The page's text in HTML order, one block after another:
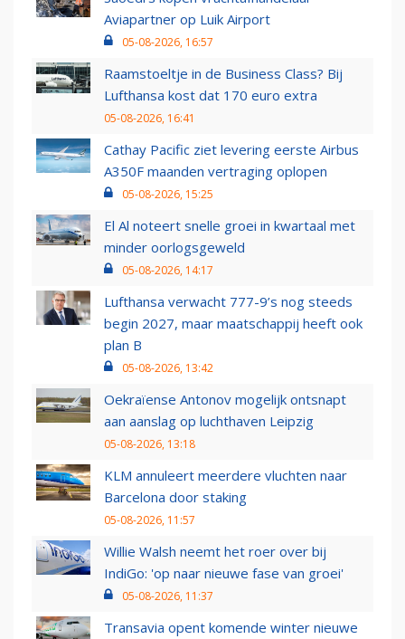
Aviapartner op Luik Airport
05-08-2026, 16:57
Raamstoeltje in de Business Class? Bij
Lufthansa kost dat 170 euro extra
05-08-2026, 16:41
Cathay Pacific ziet levering eerste Airbus
A350F maanden vertraging oplopen
05-08-2026, 15:25
El Al noteert snelle groei in kwartaal met
minder oorlogsgeweld
05-08-2026, 14:17
Lufthansa verwacht 777-9’s nog steeds
begin 2027, maar maatschappij heeft ook
plan B
05-08-2026, 13:42
Oekraïense Antonov mogelijk ontsnapt
aan aanslag op luchthaven Leipzig
05-08-2026, 13:18
KLM annuleert meerdere vluchten naar
Barcelona door staking
05-08-2026, 11:57
Willie Walsh neemt het roer over bij
IndiGo: 'op naar nieuwe fase van groei'
05-08-2026, 11:37
Transavia opent komende winter nieuwe